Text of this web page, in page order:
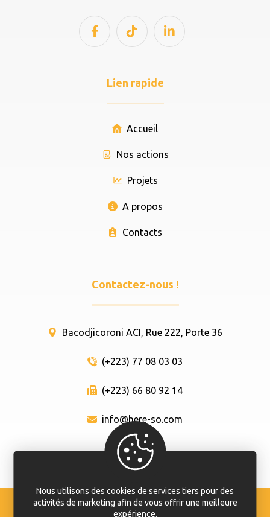
Lien rapide
Accueil
Nos actions
Projets
A propos
Contacts
Contactez-nous !
Bacodjicoroni ACI, Rue 222, Porte 36
(+223) 77 08 03 03
(+223) 66 80 92 14
info@here-so.com
© Hêrê Sô 2020 - 2024. Tout droit réservé.
Nous utilisons des cookies de services tiers pour des
activités de marketing afin de vous offrir une meilleure
expérience.